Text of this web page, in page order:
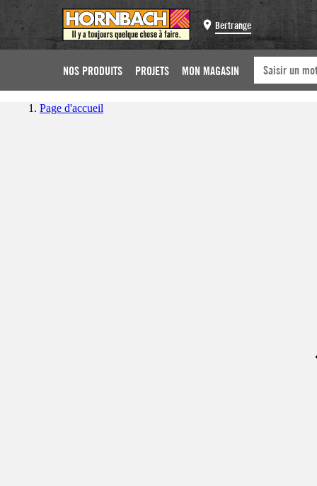
Bertrange
NOS PRODUITS PROJETS MON MAGASIN
Page d'accueil